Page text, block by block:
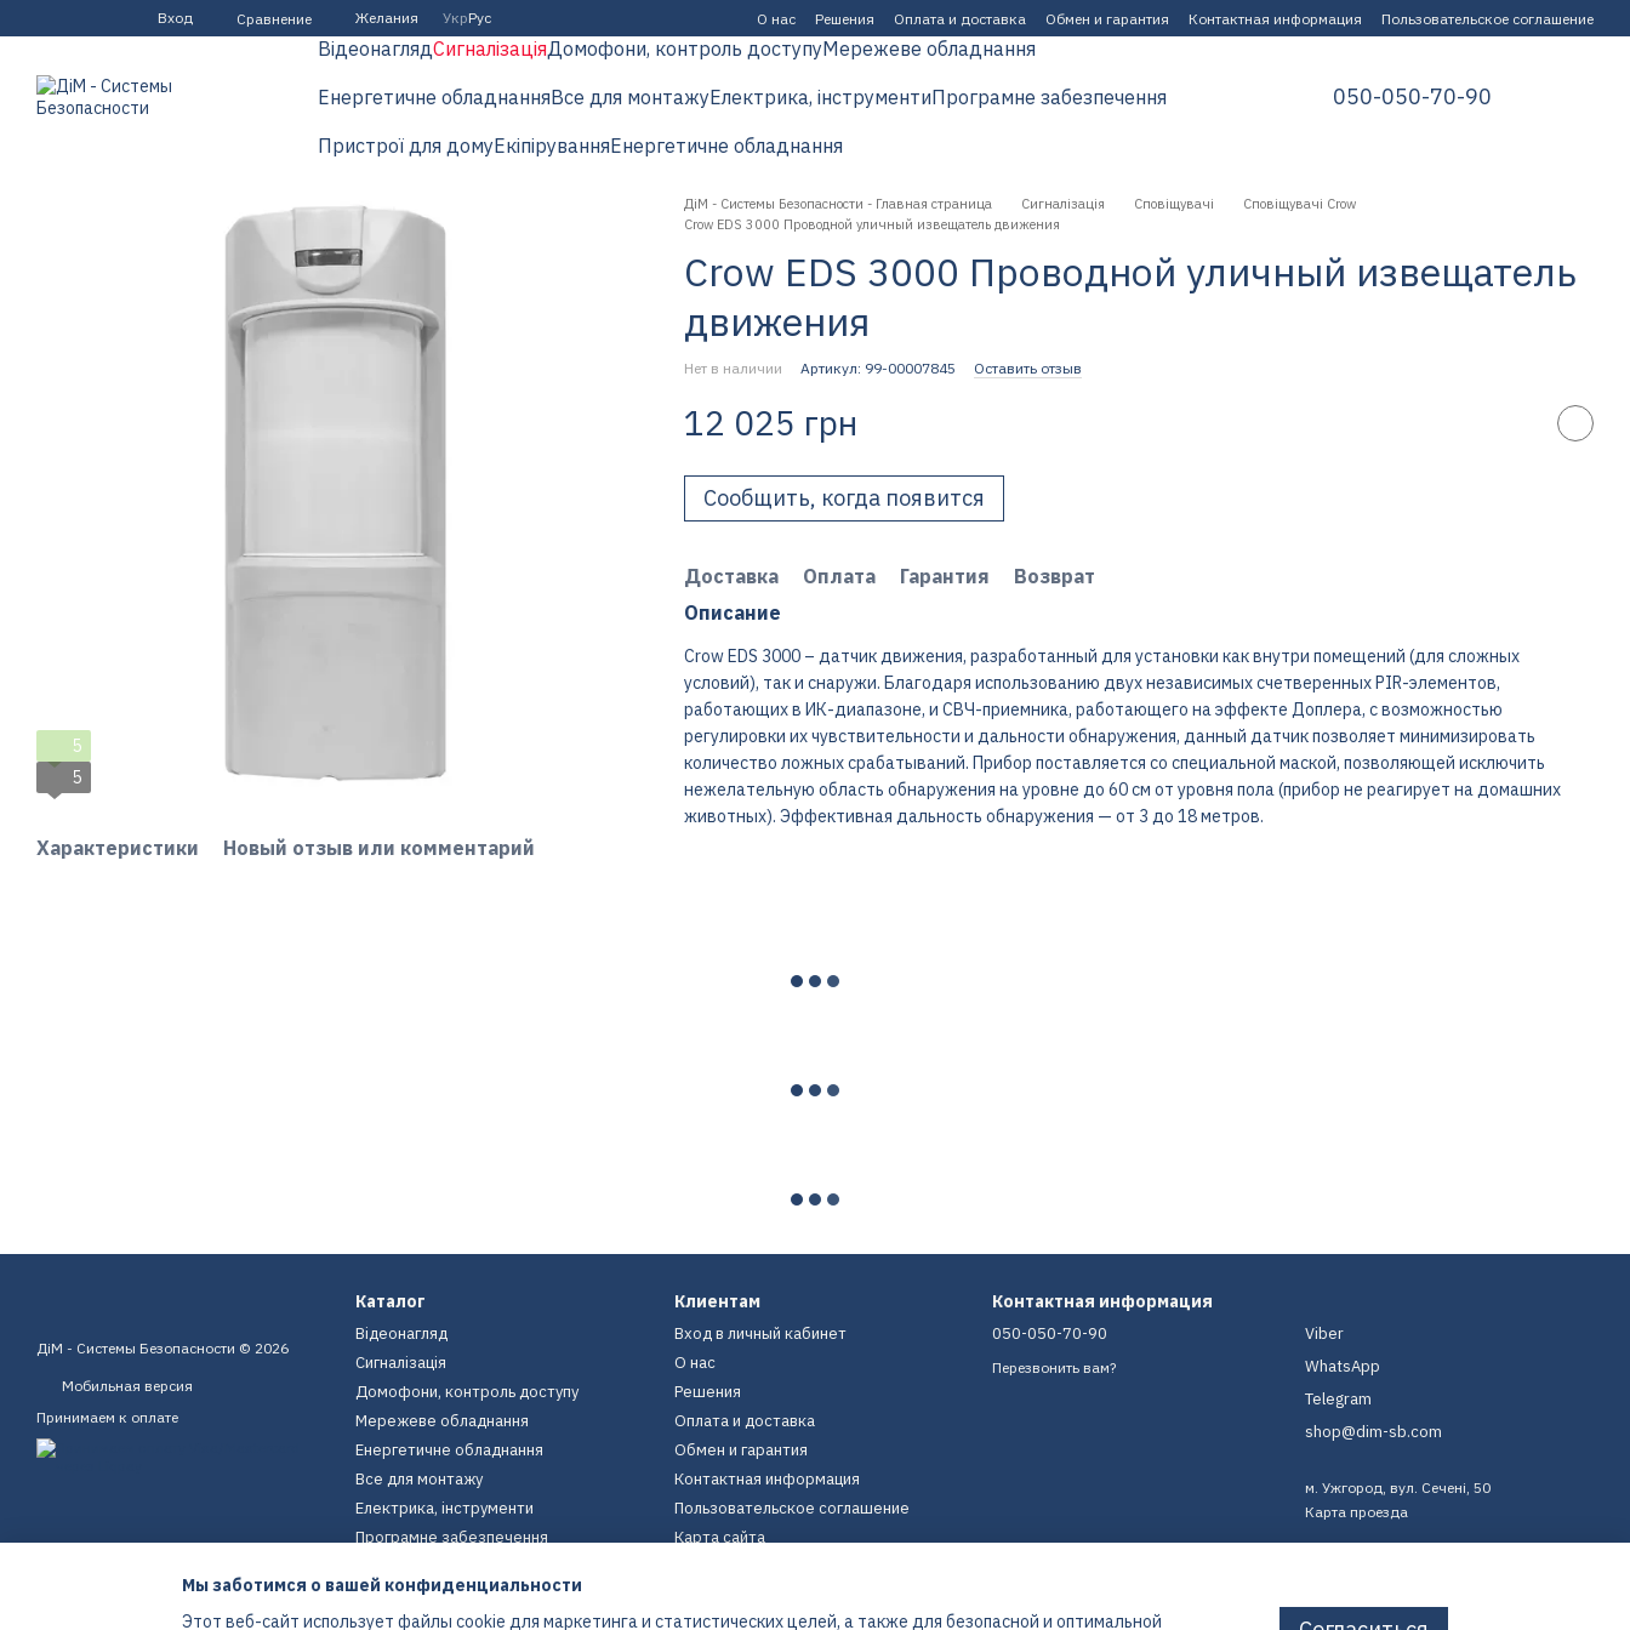
Перейти к основному контенту
Вход Сравнение Желания УкрРус О нас Решения Оплата и доставка Обмен и гарантия Контактная информация Пользовательское соглашение
ВідеонаглядСигналізаціяДомофони, контроль доступуМережеве обладнання
Енергетичне обладнанняВсе для монтажуЕлектрика, інструментиПрограмне забезпечення
Пристрої для домуЕкіпіруванняЕнергетичне обладнання
050-050-70-90
5
5
Характеристики Новый отзыв или комментарий
ДіМ - Системы Безопасности - Главная страница Сигналізація Сповіщувачі
Сповіщувачі Crow
Crow EDS 3000 Проводной уличный извещатель движения
Crow EDS 3000 Проводной уличный извещатель
движения
Нет в наличии Артикул: 99-00007845 Оставить отзыв
12 025 грн
Сообщить, когда появится
Доставка Оплата Гарантия
Возврат
Описание
Crow EDS 3000 – датчик движения, разработанный для установки как внутри помещений (для сложных
условий), так и снаружи. Благодаря использованию двух независимых счетверенных PIR-элементов,
работающих в ИК-диапазоне, и СВЧ-приемника, работающего на эффекте Доплера, с возможностью
регулировки их чувствительности и дальности обнаружения, данный датчик позволяет минимизировать
количество ложных срабатываний. Прибор поставляется со специальной маской, позволяющей исключить
нежелательную область обнаружения на уровне до 60 см от уровня пола (прибор не реагирует на домашних
животных). Эффективная дальность обнаружения — от 3 до 18 метров.
ДіМ - Системы Безопасности © 2026
Мобильная версия
Принимаем к оплате
Каталог
Відеонагляд
Сигналізація
Домофони, контроль доступу
Мережеве обладнання
Енергетичне обладнання
Все для монтажу
Електрика, інструменти
Програмне забезпечення
Екіпірування
Енергетичне обладнання
Клиентам
Вход в личный кабинет
О нас
Решения
Оплата и доставка
Обмен и гарантия
Контактная информация
Пользовательское соглашение
Карта сайта
Контактная информация
050-050-70-90
Перезвонить вам?
Viber
WhatsApp
Telegram
shop@dim-sb.com
м. Ужгород, вул. Сечені, 50
Карта проезда
Мы заботимся о вашей конфиденциальности
Этот веб-сайт использует файлы cookie для маркетинга и статистических целей, а также для безопасной и оптимальной